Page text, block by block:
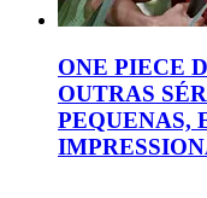
ONE PIECE
OUTRAS
PEQUENAS,